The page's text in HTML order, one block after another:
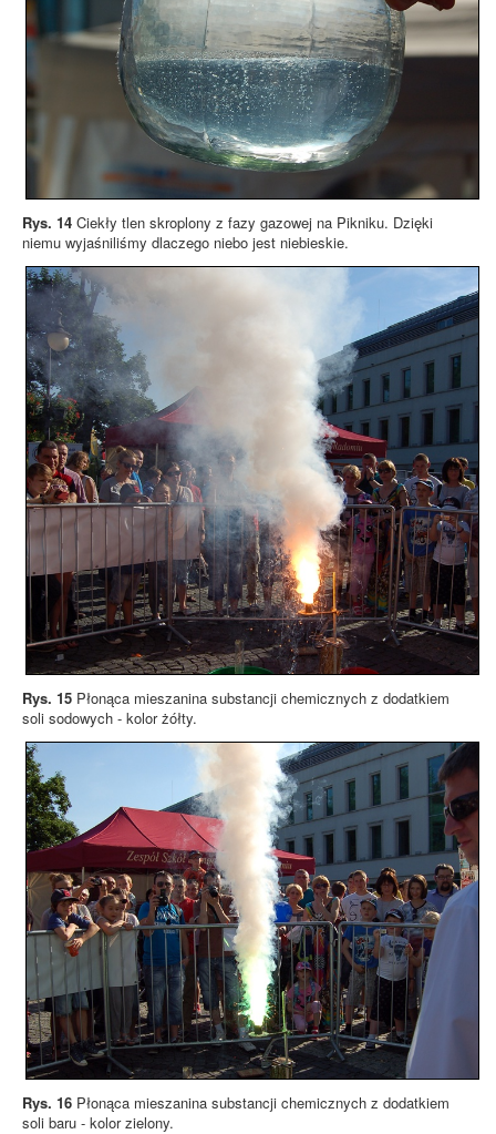
Rys. 14 Ciekły tlen skroplony z fazy gazowej na Pikniku. Dzięki
niemu wyjaśniliśmy dlaczego niebo jest niebieskie.
Rys. 15 Płonąca mieszanina substancji chemicznych z dodatkiem
soli sodowych - kolor żółty.
Rys. 16 Płonąca mieszanina substancji chemicznych z dodatkiem
soli baru - kolor zielony.